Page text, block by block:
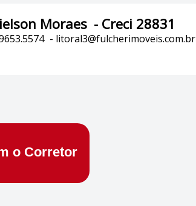
Moraes - Creci 28831
- litoral3@fulcherimoveis.com.br
o Corretor